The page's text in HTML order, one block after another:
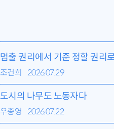
멈출 권리에서 기준 정할 권리
조건희 2026.07.29
도시의 나무도 노동자다
우종영 2026.07.22